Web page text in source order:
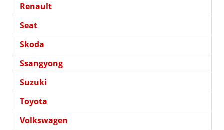
Renault
Seat
Skoda
Ssangyong
Suzuki
Toyota
Volkswagen